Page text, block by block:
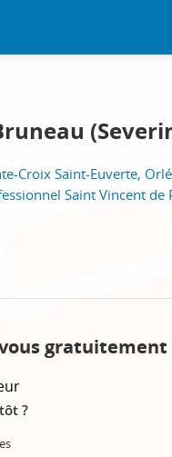
Croix Saint-Euverte,
Saint Vincent de
?